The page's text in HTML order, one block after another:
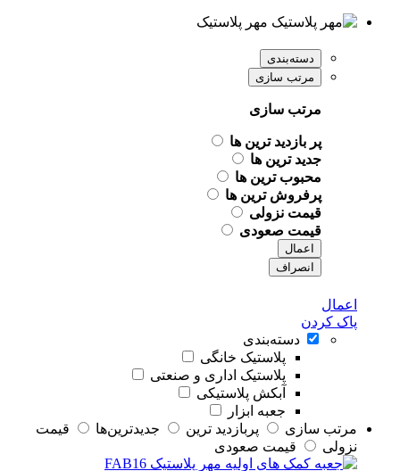
مهر پلاستیک
دسته‌بندی
مرتب سازی
مرتب سازی
پر بازدید ترین ها
جدید ترین ها
محبوب ترین ها
پرفروش ترین ها
قیمت نزولی
قیمت صعودی
اعمال
انصراف
اعمال
پاک کردن
دسته‌بندی
پلاستیک خانگی
پلاستیک اداری و صنعتی
آبکش پلاستیکی
جعبه ابزار
مرتب سازی
پربازديد ترين جديدترين‌ها
قيمت
نزولی
قيمت صعودی